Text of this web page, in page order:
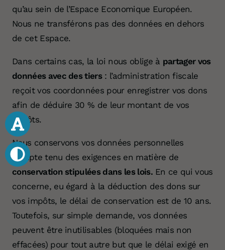
Votre don :
qu’au sein de l’Espace Economique Européen.
Nous ne transférons pas des données en dehors
de cet Espace.
Dans certains cas, la loi nous oblige à partager vos
données avec des tiers: l’administration fiscale
reçoit vos coordonnées pour enregistrer vos dons
afin de déduire 30 % de leur montant de vos
impôts.
Nous conservons vos données personnelles
compte tenu des exigences en matière de
conservation stipulées dans les lois.En ce qui vous
concerne, eu égard à la déduction des dons sur
vos impôts, le délai de conservation est de 10 ans.
Toutefois, sur simple demande, vos données
peuvent être inutilisables (bloquées mais non
effacées) pour tout autre but que le délai exigé en